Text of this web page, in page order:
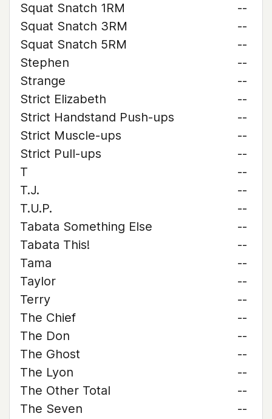
Squat Snatch 1RM
--
Squat Snatch 3RM
--
Squat Snatch 5RM
--
Stephen
--
Strange
--
Strict Elizabeth
--
Strict Handstand Push-ups
--
Strict Muscle-ups
--
Strict Pull-ups
--
T
--
T.J.
--
T.U.P.
--
Tabata Something Else
--
Tabata This!
--
Tama
--
Taylor
--
Terry
--
The Chief
--
The Don
--
The Ghost
--
The Lyon
--
The Other Total
--
The Seven
--